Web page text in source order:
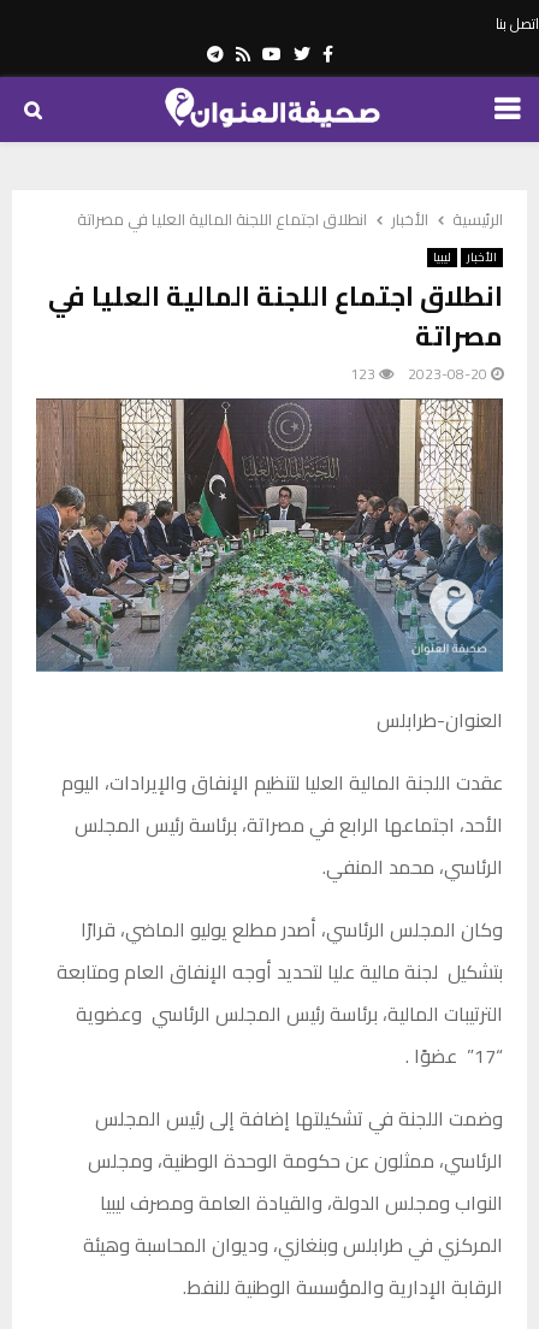
اتصل بنا
Facebook
Twitter
Youtube
Rss
Telegram
PRIMARY
الرئيسية الأخبار انطلاق اجتماع اللجنة المالية العليا في مصراتة
الأخبار ليبيا
انطلاق اجتماع اللجنة المالية العليا في
مصراتة
2023-08-20
123
العنوان-طرابلس
عقدت اللجنة المالية العليا لتنظيم الإنفاق والإيرادات، اليوم
الأحد، اجتماعها الرابع في مصراتة، برئاسة رئيس المجلس
الرئاسي، محمد المنفي.
وكان المجلس الرئاسي، أصدر مطلع يوليو الماضي، قرارًا
بتشكيل لجنة مالية عليا لتحديد أوجه الإنفاق العام ومتابعة
الترتيبات المالية، برئاسة رئيس المجلس الرئاسي وعضوية
“17” عضوًا .
وضمت اللجنة في تشكيلتها إضافة إلى رئيس المجلس
الرئاسي، ممثلون عن حكومة الوحدة الوطنية، ومجلس
النواب ومجلس الدولة، والقيادة العامة ومصرف ليبيا
المركزي في طرابلس وبنغازي، وديوان المحاسبة وهيئة
الرقابة الإدارية والمؤسسة الوطنية للنفط.